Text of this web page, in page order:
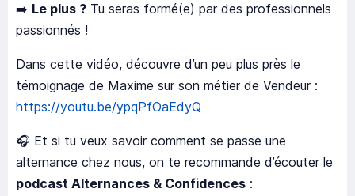
➡️ Le plus ? Tu seras formé(e) par des professionnels
passionnés !
Dans cette vidéo, découvre d’un peu plus près le
témoignage de Maxime sur son métier de Vendeur :
https://youtu.be/ypqPfOaEdyQ
🎧 Et si tu veux savoir comment se passe une
alternance chez nous, on te recommande d’écouter le
podcast Alternances & Confidences :